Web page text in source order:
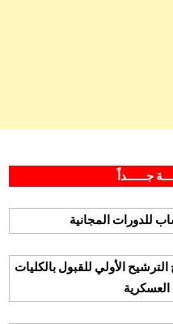
جــــــداً
للدورات المجانية
الترشيح الأولي للقبول بالكليات
العسكرية